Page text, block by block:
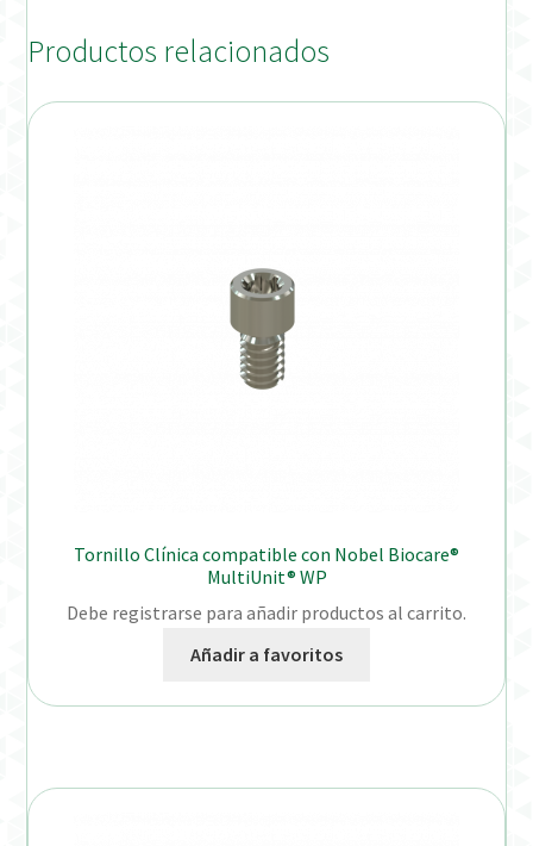
Productos relacionados
Tornillo Clínica compatible con Nobel Biocare®
MultiUnit® WP
Debe registrarse para añadir productos al carrito.
Añadir a favoritos